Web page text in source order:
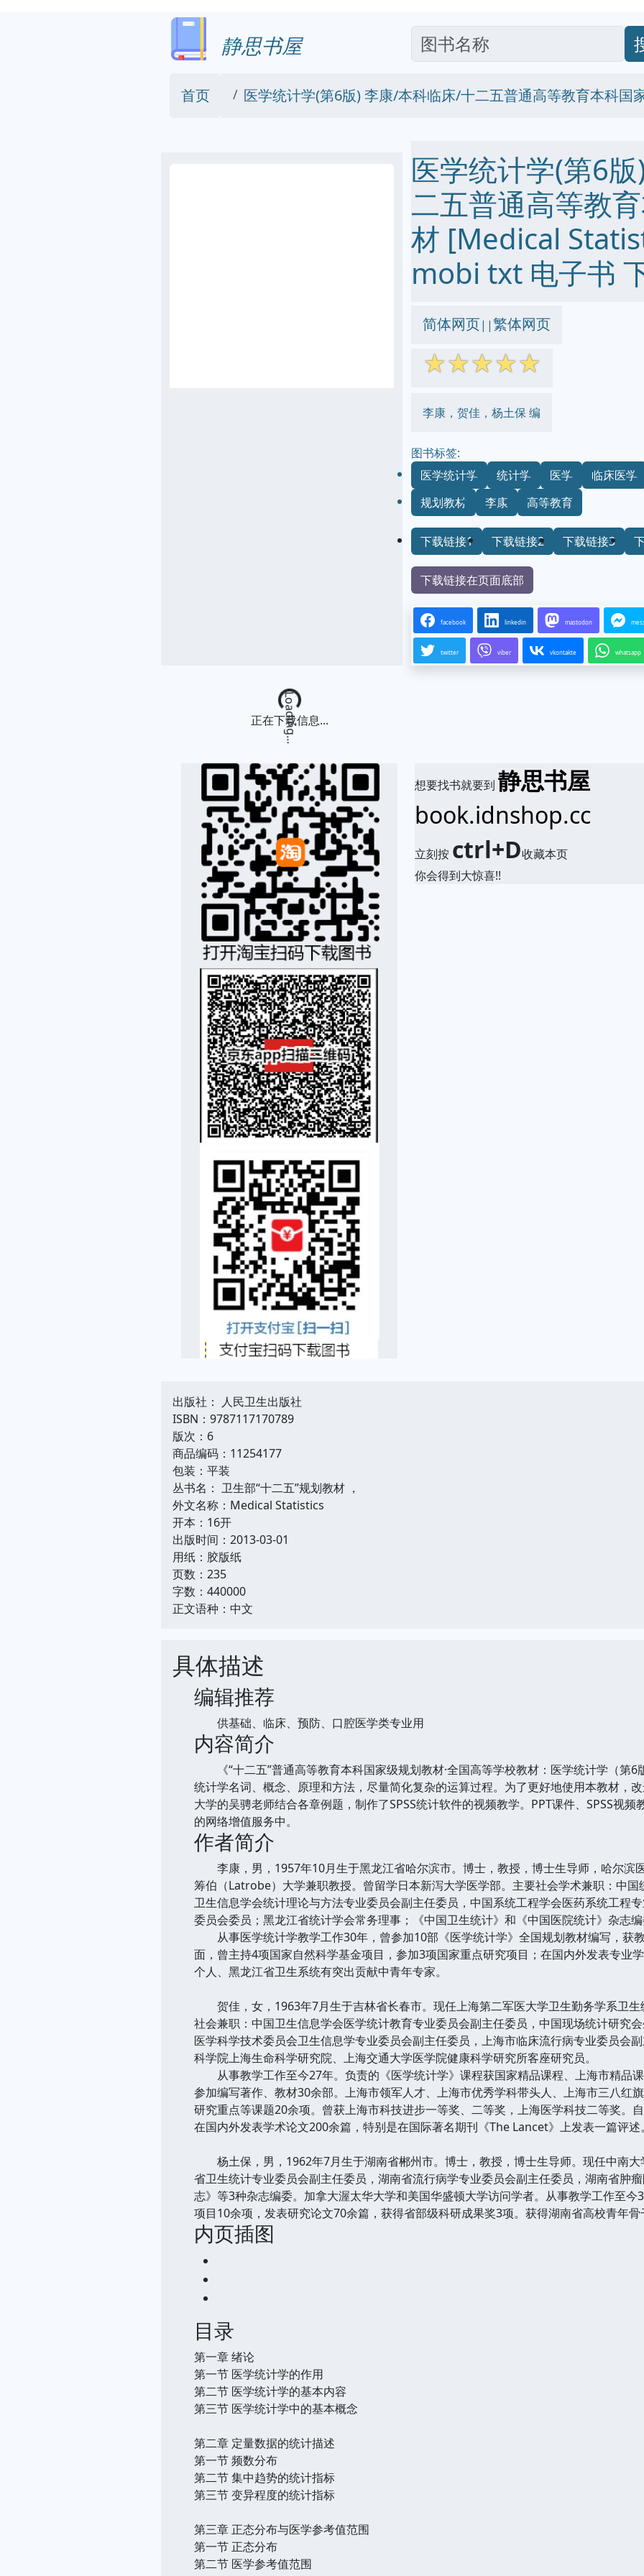
静思书屋
首页 医学统计学(第6版) 李康/本科临床/十二五普通高等教育本科
医学统计学(第6
二五普通高等教
材 [Medical
mobi txt 电子书
简体网页||繁体网页
☆☆☆☆☆
李康，贺佳，杨土保 编
图书标签:
医学统计学
统计学 医学
临床医学
规划教材
李康 高等教育
下载链接1 下载链接2 下载链接3
下载链接在页面底部
facebook linkedin mastodon
twitter viber vkontakte whatsapp
Loading...
正在下载信息...
想要找书就要到静思书屋
book.idnshop.cc
立刻按 ctrl+D收藏本页
你会得到大惊喜!!
出版社： 人民卫生出版社
ISBN：9787117170789
版次：6
商品编码：11254177
包装：平装
丛书名： 卫生部“十二五”规划教材 ，
外文名称：Medical Statistics
开本：16开
出版时间：2013-03-01
用纸：胶版纸
页数：235
字数：440000
正文语种：中文
具体描述
编辑推荐
供基础、临床、预防、口腔医学类专业用
内容简介
《“十二五”普通高等教育本科国家级规划教材·全国高等学校教材：医学统计学（第6
统计学名词、概念、原理和方法，尽量简化复杂的运算过程。为了更好地使用本教材，
大学的吴骋老师结合各章例题，制作了SPSS统计软件的视频教学。PPT课件、SPSS视
的网络增值服务中。
作者简介
李康，男，1957年10月生于黑龙江省哈尔滨市。博士，教授，博士生导师，哈尔滨
筹伯（Latrobe）大学兼职教授。曾留学日本新泻大学医学部。主要社会学术兼职：中
卫生信息学会统计理论与方法专业委员会副主任委员，中国系统工程学会医药系统工程
委员会委员；黑龙江省统计学会常务理事；《中国卫生统计》和《中国医院统计》杂志
从事医学统计学教学工作30年，曾参加10部《医学统计学》全国规划教材编写，获
面，曾主持4项国家自然科学基金项目，参加3项国家重点研究项目；在国内外发表专业
个人、黑龙江省卫生系统有突出贡献中青年专家。
贺佳，女，1963年7月生于吉林省长春市。现任上海第二军医大学卫生勤务学系卫生
社会兼职：中国卫生信息学会医学统计教育专业委员会副主任委员，中国现场统计研究
医学科学技术委员会卫生信息学专业委员会副主任委员，上海市临床流行病专业委员会
科学院上海生命科学研究院、上海交通大学医学院健康科学研究所客座研究员。
从事教学工作至今27年。负责的《医学统计学》课程获国家精品课程、上海市精品
参加编写著作、教材30余部。上海市领军人才、上海市优秀学科带头人、上海市三八红
研究重点等课题20余项。曾获上海市科技进步一等奖、二等奖，上海医学科技二等奖。
在国内外发表学术论文200余篇，特别是在国际著名期刊《The Lancet》上发表一篇评述
杨土保，男，1962年7月生于湖南省郴州市。博士，教授，博士生导师。现任中南大
省卫生统计专业委员会副主任委员，湖南省流行病学专业委员会副主任委员，湖南省肿
志》等3种杂志编委。加拿大渥太华大学和美国华盛顿大学访问学者。从事教学工作至
项目10余项，发表研究论文70余篇，获得省部级科研成果奖3项。获得湖南省高校青年
内页插图
目录
第一章 绪论
第一节 医学统计学的作用
第二节 医学统计学的基本内容
第三节 医学统计学中的基本概念
第二章 定量数据的统计描述
第一节 频数分布
第二节 集中趋势的统计指标
第三节 变异程度的统计指标
第三章 正态分布与医学参考值范围
第一节 正态分布
第二节 医学参考值范围